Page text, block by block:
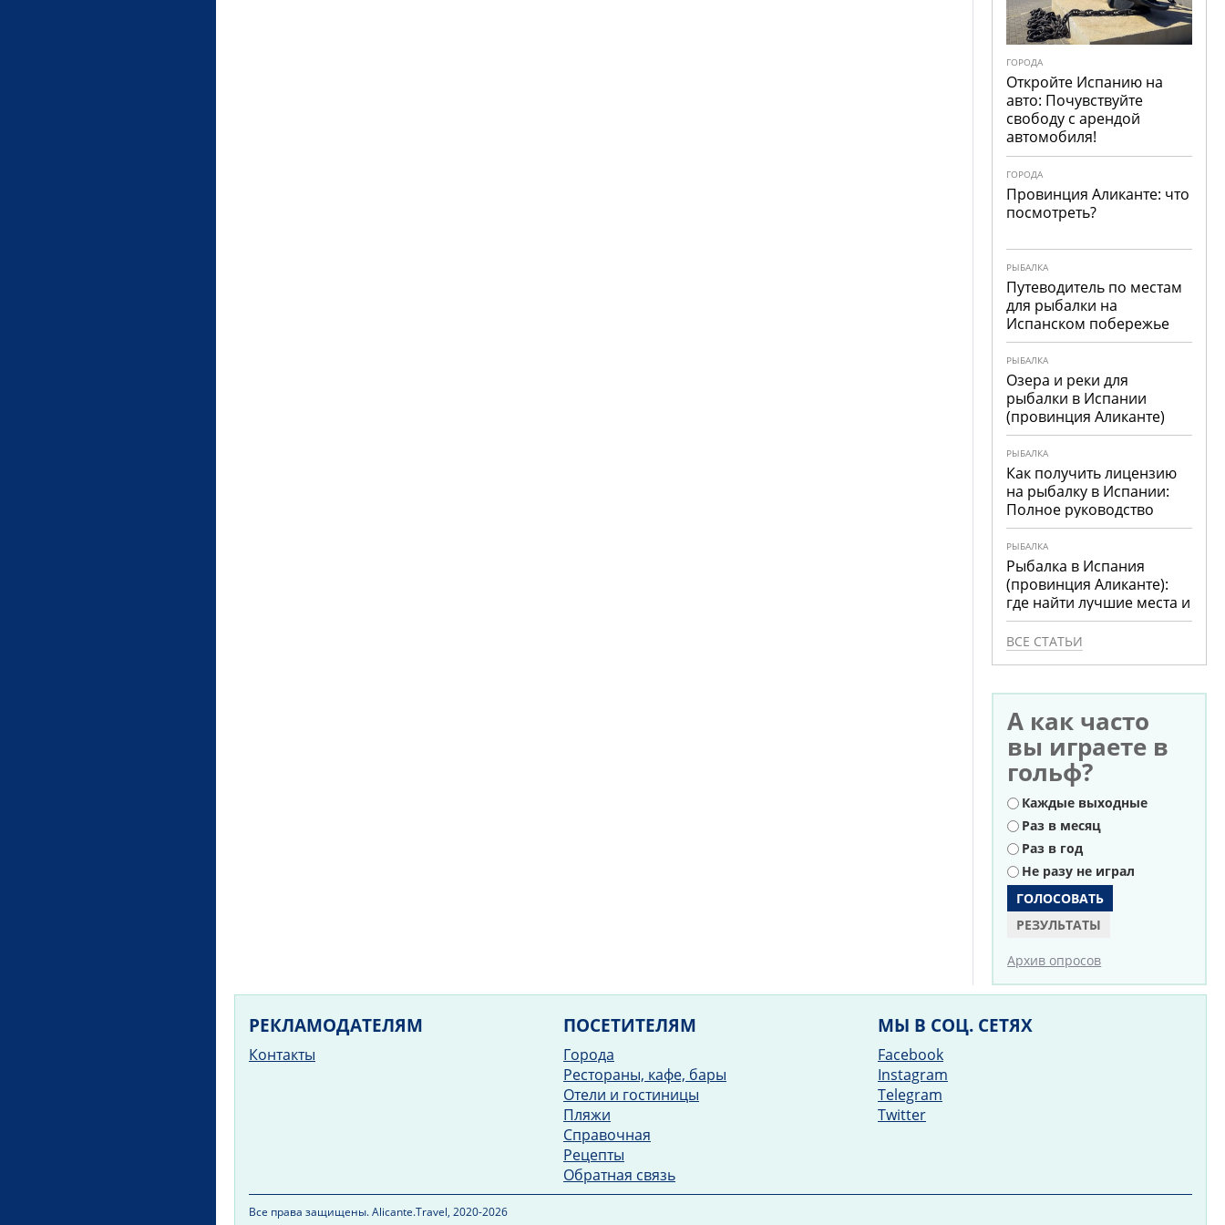
ГОРОДА
Откройте Испанию на
авто: Почувствуйте
свободу с арендой
автомобиля!
ГОРОДА
Провинция Аликанте: что
посмотреть?
РЫБАЛКА
Путеводитель по местам
для рыбалки на
Испанском побережье
РЫБАЛКА
Озера и реки для
рыбалки в Испании
(провинция Аликанте)
РЫБАЛКА
Как получить лицензию
на рыбалку в Испании:
Полное руководство
РЫБАЛКА
Рыбалка в Испания
(провинция Аликанте):
где найти лучшие места и
что ловить
ВСЕ СТАТЬИ
А как часто
вы играете в
гольф?
Варианты
Каждые выходные
Раз в месяц
Раз в год
Не разу не играл
РЕЗУЛЬТАТЫ
Архив опросов
РЕКЛАМОДАТЕЛЯМ
Контакты
ПОСЕТИТЕЛЯМ
Города
Рестораны, кафе, бары
Отели и гостиницы
Пляжи
Справочная
Рецепты
Обратная связь
МЫ В СОЦ. СЕТЯХ
Facebook
Instagram
Telegram
Twitter
Все права защищены. Alicante.Travel, 2020-2026